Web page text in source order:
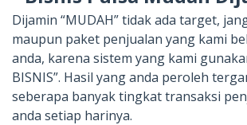
Dijamin “MUDAH” tidak ada target,
maupun paket penjualan yang kami
anda, karena sistem yang kami
BISNIS”. Hasil yang anda peroleh
seberapa banyak tingkat transaksi
anda setiap harinya.